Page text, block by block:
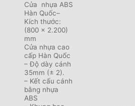
Cửa nhựa ABS
Hàn Quốc–
Kích thước:
(800 x 2.200)
mm
Cửa nhựa cao
cấp Hàn Quốc
– Độ dày cánh
35mm (± 2).
– Kết cấu cánh
bằng nhựa
ABS